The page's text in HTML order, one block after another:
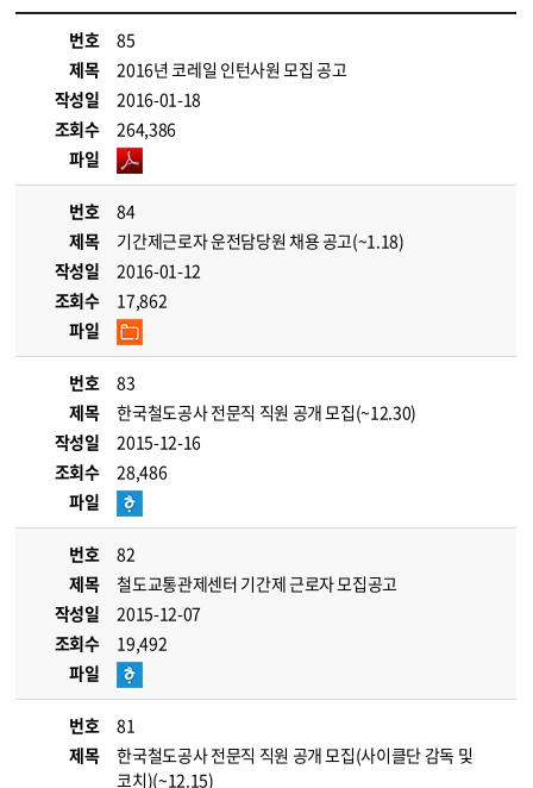
번호
85
제목
2016년 코레일 인턴사원 모집 공고
작성일
2016-01-18
조회수
264,386
파일
번호
84
제목
기간제근로자 운전담당원 채용 공고(~1.18)
작성일
2016-01-12
조회수
17,862
파일
번호
83
제목
한국철도공사 전문직 직원 공개 모집(~12.30)
작성일
2015-12-16
조회수
28,486
파일
번호
82
제목
철도교통관제센터 기간제 근로자 모집공고
작성일
2015-12-07
조회수
19,492
파일
번호
81
제목
한국철도공사 전문직 직원 공개 모집(사이클단 감독 및
코치)(~12.15)